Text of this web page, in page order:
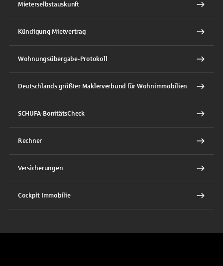
Mieterselbstauskunft
Kündigung Mietvertrag
Wohnungsübergabe-Protokoll
Deutschlands größter Maklerverbund für Wohnimmobilien
SCHUFA-BonitätsCheck
Rechner
Versicherungen
Cockpit Immobilie